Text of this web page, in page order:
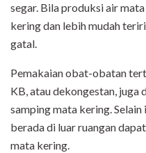
segar. Bila produksi air
kering dan lebih mudah
gatal.
Pemakaian obat-obatan
KB, atau dekongestan, juga
samping mata kering.
berada di luar ruangan
mata kering.